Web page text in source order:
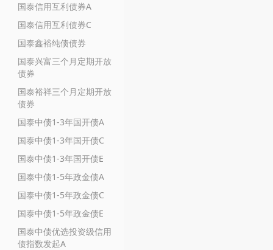
国泰信用互利债券A
国泰信用互利债券C
国泰鑫裕纯债债券
国泰兴富三个月定期开放
债券
国泰裕祥三个月定期开放
债券
国泰中债1-3年国开债A
国泰中债1-3年国开债C
国泰中债1-3年国开债E
国泰中债1-5年政金债A
国泰中债1-5年政金债C
国泰中债1-5年政金债E
国泰中债优选投资级信用
债指数发起A